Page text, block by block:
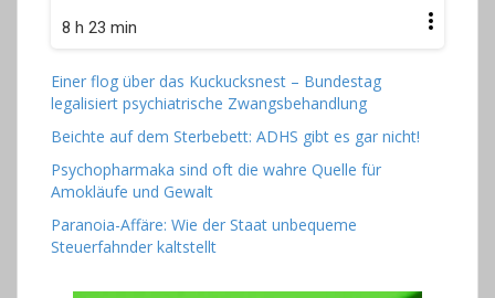
8 h 23 min
Einer flog über das Kuckucksnest – Bundestag
legalisiert psychiatrische Zwangsbehandlung
Beichte auf dem Sterbebett: ADHS gibt es gar nicht!
Psychopharmaka sind oft die wahre Quelle für
Amokläufe und Gewalt
Paranoia-Affäre: Wie der Staat unbequeme
Steuerfahnder kaltstellt